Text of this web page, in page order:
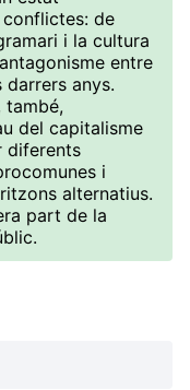
de
i la cultura
entre
anys.
també,
del capitalisme
diferents
i
alternatius.
part de la